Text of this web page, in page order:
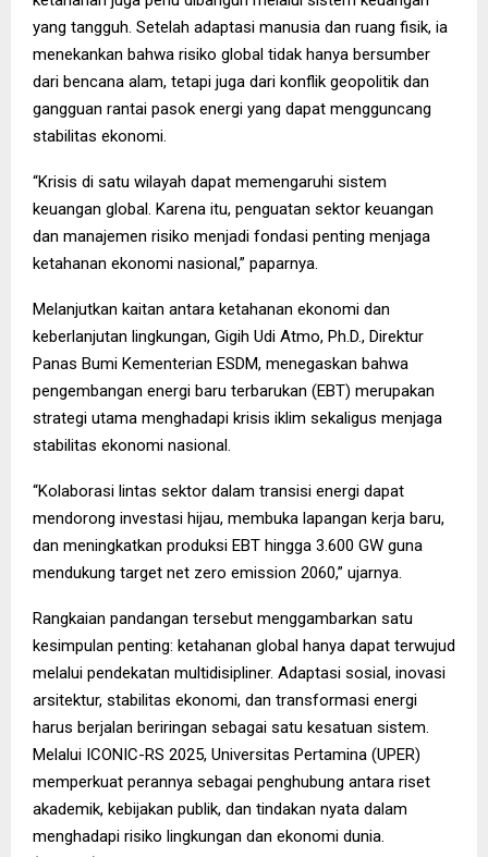
yang tangguh. Setelah adaptasi manusia dan ruang fisik, ia
menekankan bahwa risiko global tidak hanya bersumber
dari bencana alam, tetapi juga dari konflik geopolitik dan
gangguan rantai pasok energi yang dapat mengguncang
stabilitas ekonomi.
“Krisis di satu wilayah dapat memengaruhi sistem
keuangan global. Karena itu, penguatan sektor keuangan
dan manajemen risiko menjadi fondasi penting menjaga
ketahanan ekonomi nasional,” paparnya.
Melanjutkan kaitan antara ketahanan ekonomi dan
keberlanjutan lingkungan, Gigih Udi Atmo, Ph.D., Direktur
Panas Bumi Kementerian ESDM, menegaskan bahwa
pengembangan energi baru terbarukan (EBT) merupakan
strategi utama menghadapi krisis iklim sekaligus menjaga
stabilitas ekonomi nasional.
“Kolaborasi lintas sektor dalam transisi energi dapat
mendorong investasi hijau, membuka lapangan kerja baru,
dan meningkatkan produksi EBT hingga 3.600 GW guna
mendukung target net zero emission 2060,” ujarnya.
Rangkaian pandangan tersebut menggambarkan satu
kesimpulan penting: ketahanan global hanya dapat terwujud
melalui pendekatan multidisipliner. Adaptasi sosial, inovasi
arsitektur, stabilitas ekonomi, dan transformasi energi
harus berjalan beriringan sebagai satu kesatuan sistem.
Melalui ICONIC-RS 2025, Universitas Pertamina (UPER)
memperkuat perannya sebagai penghubung antara riset
akademik, kebijakan publik, dan tindakan nyata dalam
menghadapi risiko lingkungan dan ekonomi dunia.